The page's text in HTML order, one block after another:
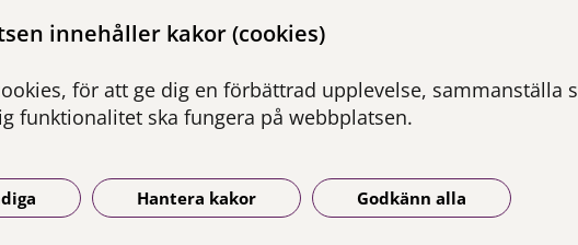
innehåller kakor (cookies)
för att ge dig en förbättrad upplevelse, sammanställa
funktionalitet ska fungera på webbplatsen.
Hantera kakor Godkänn alla
samhällsmedicin inom Region
Stockholm.
Besök webbplatsen
folkhalsokollen.se